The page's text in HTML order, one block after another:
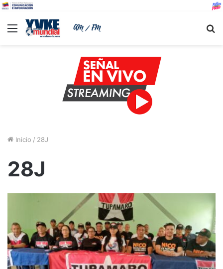
Menu
Inicio / 28J
28J